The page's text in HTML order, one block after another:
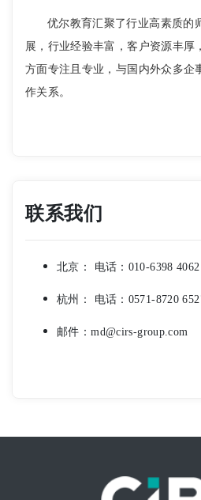
优尔教育汇聚了行业高素质的
展，行业经验丰富，客户资源丰厚
方面专注且专业，与国内外众多企
作关系。
联系我们
北京： 电话：010-6398 4062
杭州： 电话：0571-8720
邮件：md@cirs-group.com